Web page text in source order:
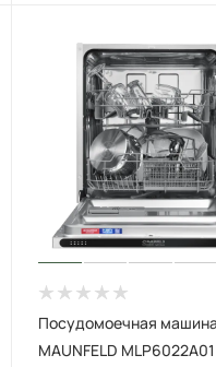
Посудомоечная машина
MAUNFELD